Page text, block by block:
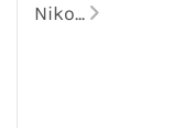
Niko...